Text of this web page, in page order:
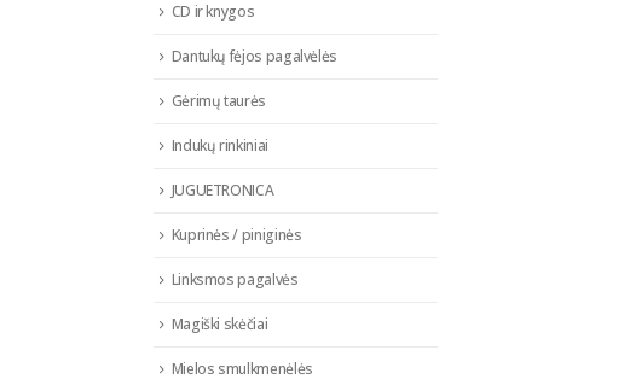
CD ir knygos
Dantukų fėjos pagalvėlės
Gėrimų taurės
Indukų rinkiniai
JUGUETRONICA
Kuprinės / piniginės
Linksmos pagalvės
Magiški skėčiai
Mielos smulkmenėlės